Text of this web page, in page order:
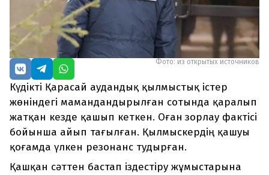
Фото: из открытых источников
Күдікті Қарасай аудандық қылмыстық істер
жөніндегі мамандандырылған сотында қаралып
жатқан кезде қашып кеткен. Оған зорлау фактісі
бойынша айып тағылған. Қылмыскердің қашуы
қоғамда үлкен резонанс тудырған.
Қашқан сәттен бастап іздестіру жұмыстарына